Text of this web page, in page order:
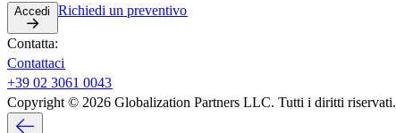
Accedi​​ Richiedi un preventivo​​
Contatta:​​
Contattaci​​
+39 02 3061 0043​​
Copyright © 2026 Globalization Partners LLC. Tutti i diritti riservati.​​